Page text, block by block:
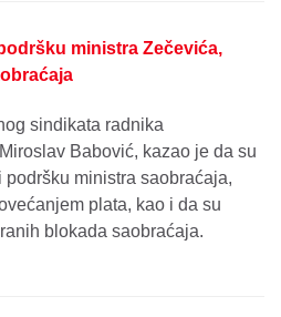
ministra Zečevića,
sindikata radnika
Babović, kazao je da su
ministra saobraćaja,
plata, kao i da su
blokada saobraćaja.